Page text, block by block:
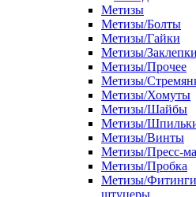
Метизы
Метизы/Болты
Метизы/Гайки
Метизы/Заклепки
Метизы/Прочее
Метизы/
Метизы/Хомуты
Метизы/Шайбы
Метизы/
Метизы/Винты
Метизы/Пресс-
Метизы/Пробка
Метизы/
штуцеры